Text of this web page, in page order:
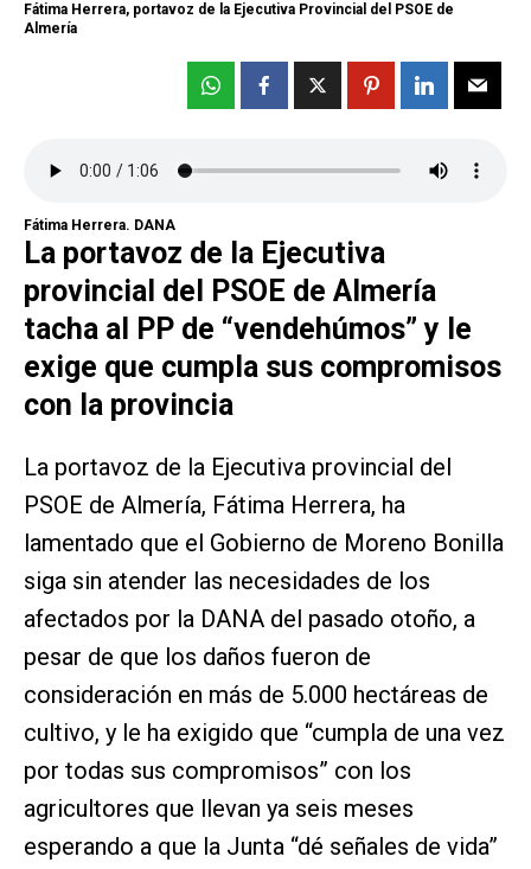
Fátima Herrera, portavoz de la Ejecutiva Provincial del PSOE de
Almería
Fátima Herrera. DANA
La portavoz de la Ejecutiva
provincial del PSOE de Almería
tacha al PP de “vendehúmos” y le
exige que cumpla sus compromisos
con la provincia
La portavoz de la Ejecutiva provincial del
PSOE de Almería, Fátima Herrera, ha
lamentado que el Gobierno de Moreno Bonilla
siga sin atender las necesidades de los
afectados por la DANA del pasado otoño, a
pesar de que los daños fueron de
consideración en más de 5.000 hectáreas de
cultivo, y le ha exigido que “cumpla de una vez
por todas sus compromisos” con los
agricultores que llevan ya seis meses
esperando a que la Junta “dé señales de vida”